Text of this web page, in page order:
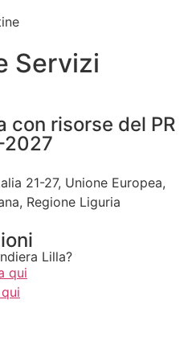
Servizi
con risorse del PR
2027
Lilla?
qui